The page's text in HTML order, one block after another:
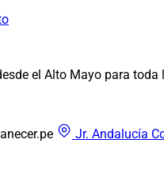
el Alto Mayo para
Jr. Andalucía